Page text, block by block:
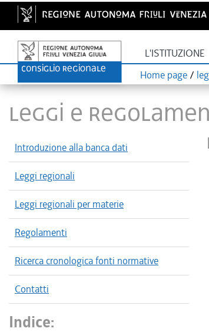
L'ISTITUZIONE
Home page /
LEGGI E
Introduzione alla banca dati
Leggi regionali
Leggi regionali per materie
Regolamenti
Ricerca cronologica fonti normative
Contatti
Indice: